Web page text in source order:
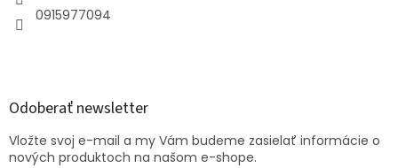
0915977094
Odoberať newsletter
Vložte svoj e-mail a my Vám budeme zasielať informácie o
nových produktoch na našom e-shope.